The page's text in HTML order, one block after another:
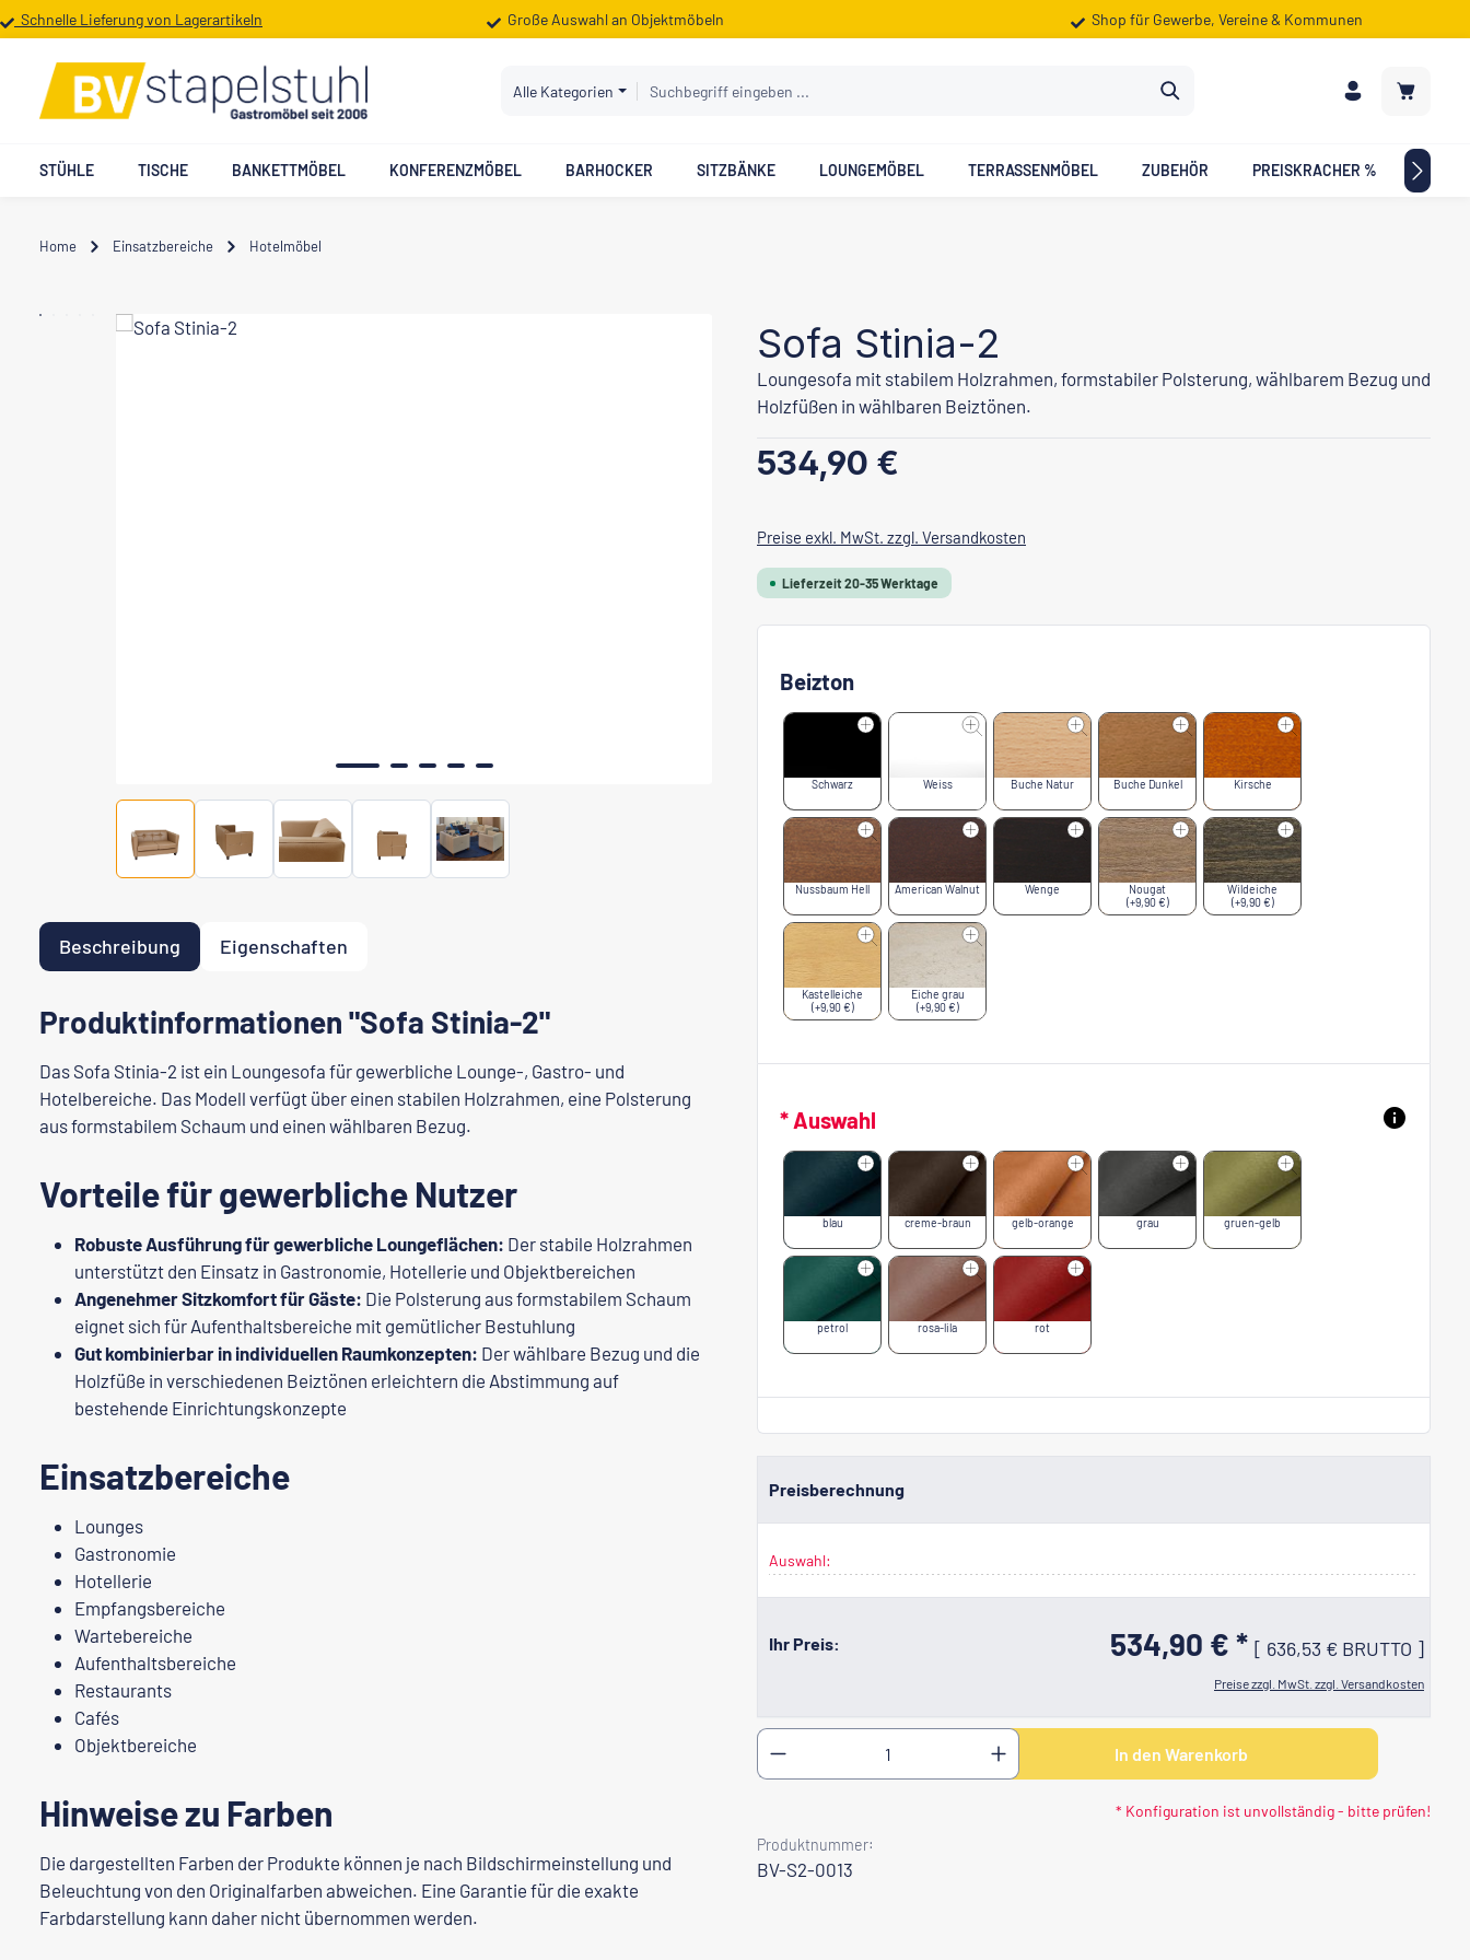
Hauptinhalt springen
Zur Suche springen
Zur Hauptnavigation springen
Schnelle Lieferung von Lagerartikeln Große Auswahl an Objektmöbeln Shop für Gewerbe, Vereine & Kommunen
Alle Kategorien
STÜHLE TISCHE BANKETTMÖBEL KONFERENZMÖBEL BARHOCKER SITZBÄNKE LOUNGEMÖBEL TERRASSENMÖBEL ZUBEHÖR PREISKRACHER %
Home Einsatzbereiche Hotelmöbel
Bildergalerie überspringen Sofa Stinia-2
Loungesofa mit stabilem Holzrahmen, formstabiler Polsterung, wählbarem Bezug und
Holzfüßen in wählbaren Beiztönen.
Regulärer Preis:
534,90 €
Preise exkl. MwSt. zzgl. Versandkosten
Lieferzeit 20-35 Werktage
Beizton
Schwarz Weiss Buche Natur Buche Dunkel Kirsche
Nussbaum Hell American Walnut Wenge
Nougat
(+9,90 €)
Wildeiche
(+9,90 €)
Kastelleiche
(+9,90 €)
Eiche grau
(+9,90 €)
* Auswahl
blau creme-braun gelb-orange grau gruen-gelb
petrol rosa-lila rot
Preisberechnung
Auswahl:
Ihr Preis: 534,90 € * [ 636,53 € BRUTTO ]
Preise zzgl. MwSt. zzgl. Versandkosten
Produkt Anzahl: Gib den gewünschten Wert ein oder benutze
In den Warenkorb
* Konfiguration ist unvollständig - bitte prüfen!
Produktnummer:
BV-S2-0013
Beschreibung Eigenschaften
Produktinformationen "Sofa Stinia-2"
Das Sofa Stinia-2 ist ein Loungesofa für gewerbliche Lounge-, Gastro- und
Hotelbereiche. Das Modell verfügt über einen stabilen Holzrahmen, eine Polsterung
aus formstabilem Schaum und einen wählbaren Bezug.
Vorteile für gewerbliche Nutzer
Robuste Ausführung für gewerbliche Loungeflächen: Der stabile Holzrahmen
unterstützt den Einsatz in Gastronomie, Hotellerie und Objektbereichen
Angenehmer Sitzkomfort für Gäste: Die Polsterung aus formstabilem Schaum
eignet sich für Aufenthaltsbereiche mit gemütlicher Bestuhlung
Gut kombinierbar in individuellen Raumkonzepten: Der wählbare Bezug und die
Holzfüße in verschiedenen Beiztönen erleichtern die Abstimmung auf
bestehende Einrichtungskonzepte
Einsatzbereiche
Lounges
Gastronomie
Hotellerie
Empfangsbereiche
Wartebereiche
Aufenthaltsbereiche
Restaurants
Cafés
Objektbereiche
Hinweise zu Farben
Die dargestellten Farben der Produkte können je nach Bildschirmeinstellung und
Beleuchtung von den Originalfarben abweichen. Eine Garantie für die exakte
Farbdarstellung kann daher nicht übernommen werden.